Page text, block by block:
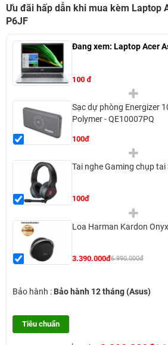
Ưu đãi hấp dẫn khi mua kèm Laptop
P6JF
Đang xem: Laptop Acer
100 đ
Sạc dự phòng Energizer
Polymer - QE10007PQ
100đ
Tai nghe Gaming chụp tai
100đ
Loa Harman Kardon
3.390.000đ6.990.000đ
Bảo hành : Bảo hành 12 tháng (Asus)
Tiêu chuẩn